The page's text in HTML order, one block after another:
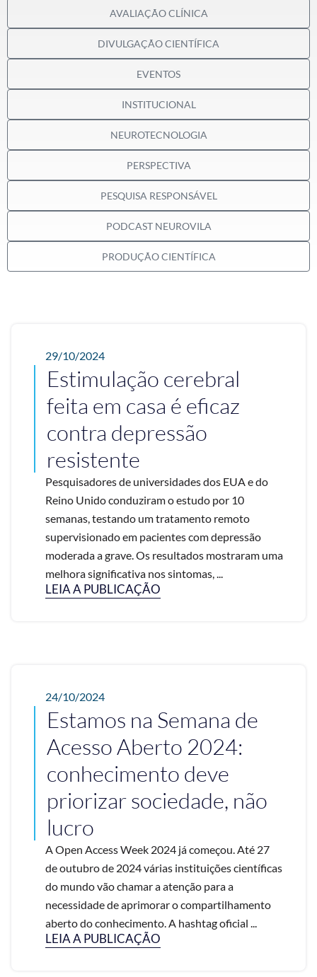
AVALIAÇÃO CLÍNICA
DIVULGAÇÃO CIENTÍFICA
EVENTOS
INSTITUCIONAL
NEUROTECNOLOGIA
PERSPECTIVA
PESQUISA RESPONSÁVEL
PODCAST NEUROVILA
PRODUÇÃO CIENTÍFICA
29/10/2024
Estimulação cerebral
feita em casa é eficaz
contra depressão
resistente
Pesquisadores de universidades dos EUA e do
Reino Unido conduziram o estudo por 10
semanas, testando um tratamento remoto
supervisionado em pacientes com depressão
moderada a grave. Os resultados mostraram uma
melhora significativa nos sintomas, ...
LEIA A PUBLICAÇÃO
24/10/2024
Estamos na Semana de
Acesso Aberto 2024:
conhecimento deve
priorizar sociedade, não
lucro
A Open Access Week 2024 já começou. Até 27
de outubro de 2024 várias instituições científicas
do mundo vão chamar a atenção para a
necessidade de aprimorar o compartilhamento
aberto do conhecimento. A hashtag oficial ...
LEIA A PUBLICAÇÃO